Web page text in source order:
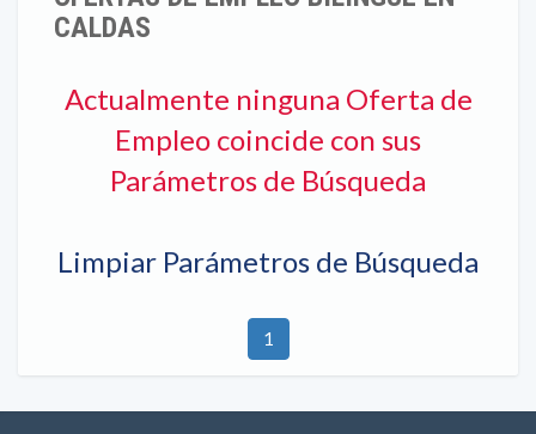
CALDAS
Actualmente ninguna Oferta de
Empleo coincide con sus
Parámetros de Búsqueda
Limpiar Parámetros de Búsqueda
1